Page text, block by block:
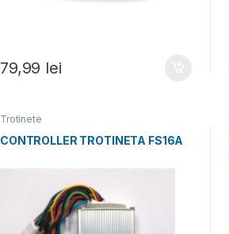
79,99 lei
Trotinete
CONTROLLER TROTINETA FS16A